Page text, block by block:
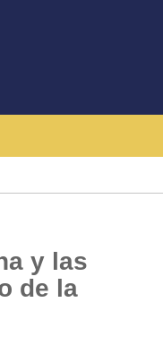
y las
de la